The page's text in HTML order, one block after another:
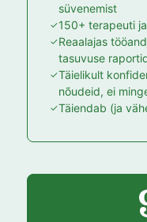
süvenemist
150+ terapeuti
Reaalajas
tasuvuse
Täielikult
nõudeid, ei
Täiendab (ja